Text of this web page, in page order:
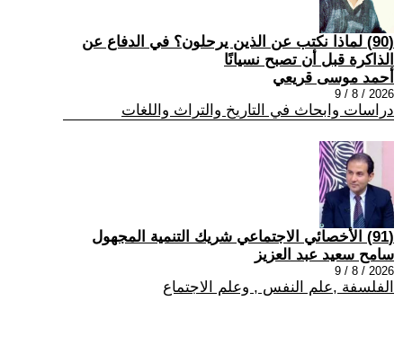
(90) لماذا نكتب عن الذين يرحلون؟ في الدفاع عن
الذاكرة قبل أن تصبح نسيانًا
أحمد موسى قريعي
2026 / 8 / 9
دراسات وابحاث في التاريخ والتراث واللغات
(91) الأخصائي الاجتماعي شريك التنمية المجهول
سامح سعيد عبد العزيز
2026 / 8 / 9
الفلسفة ,علم النفس , وعلم الاجتماع